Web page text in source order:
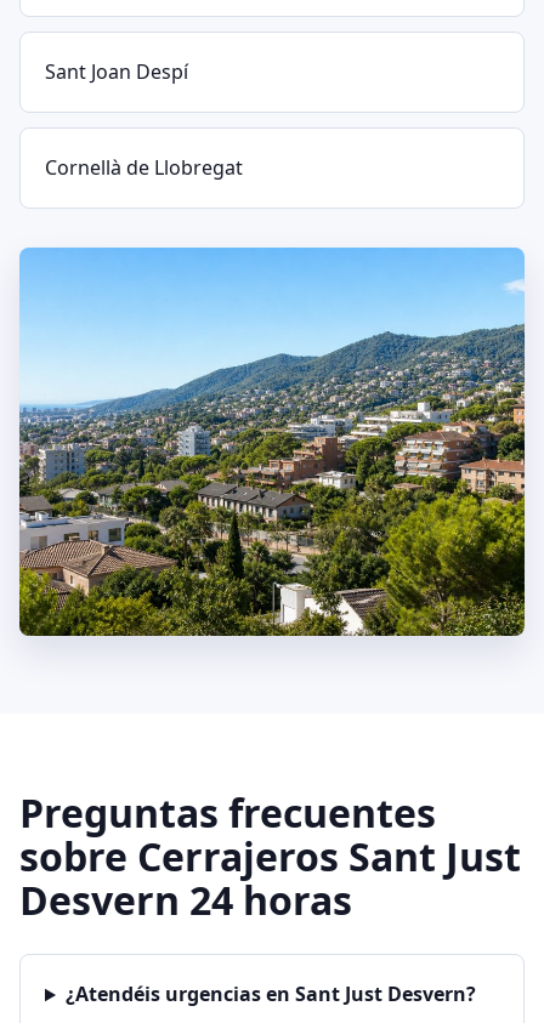
Sant Joan Despí
Cornellà de Llobregat
Preguntas frecuentes
sobre Cerrajeros Sant Just
Desvern 24 horas
¿Atendéis urgencias en Sant Just Desvern?